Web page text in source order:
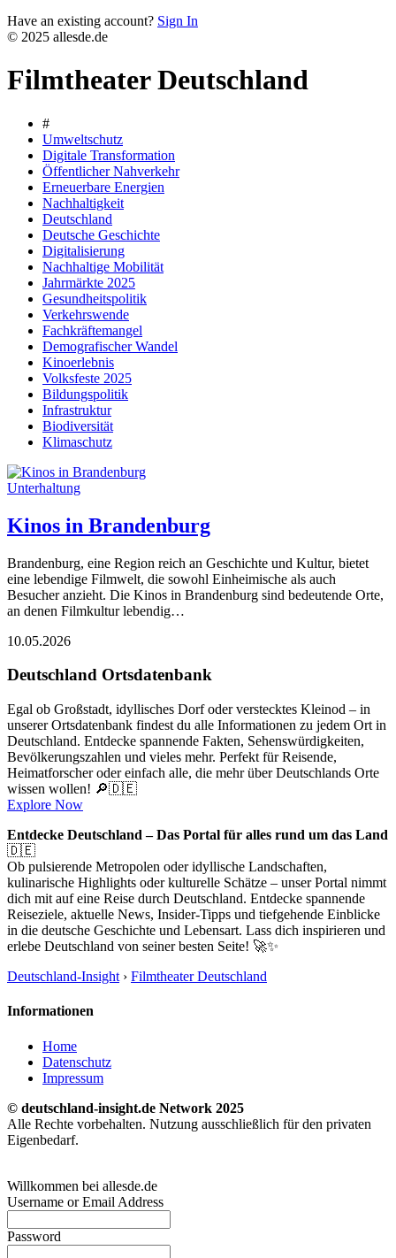
Have an existing account? Sign In
© 2025 allesde.de
Filmtheater Deutschland
#
Umweltschutz
Digitale Transformation
Öffentlicher Nahverkehr
Erneuerbare Energien
Nachhaltigkeit
Deutschland
Deutsche Geschichte
Digitalisierung
Nachhaltige Mobilität
Jahrmärkte 2025
Gesundheitspolitik
Verkehrswende
Fachkräftemangel
Demografischer Wandel
Kinoerlebnis
Volksfeste 2025
Bildungspolitik
Infrastruktur
Biodiversität
Klimaschutz
Unterhaltung
Kinos in Brandenburg
Brandenburg, eine Region reich an Geschichte und Kultur, bietet
eine lebendige Filmwelt, die sowohl Einheimische als auch
Besucher anzieht. Die Kinos in Brandenburg sind bedeutende Orte,
an denen Filmkultur lebendig…
10.05.2026
Deutschland Ortsdatenbank
Egal ob Großstadt, idyllisches Dorf oder verstecktes Kleinod – in
unserer Ortsdatenbank findest du alle Informationen zu jedem Ort in
Deutschland. Entdecke spannende Fakten, Sehenswürdigkeiten,
Bevölkerungszahlen und vieles mehr. Perfekt für Reisende,
Heimatforscher oder einfach alle, die mehr über Deutschlands Orte
wissen wollen! 🔎🇩🇪
Explore Now
Entdecke Deutschland – Das Portal für alles rund um das Land
🇩🇪
Ob pulsierende Metropolen oder idyllische Landschaften,
kulinarische Highlights oder kulturelle Schätze – unser Portal nimmt
dich mit auf eine Reise durch Deutschland. Entdecke spannende
Reiseziele, aktuelle News, Insider-Tipps und tiefgehende Einblicke
in die deutsche Geschichte und Lebensart. Lass dich inspirieren und
erlebe Deutschland von seiner besten Seite! 🚀✨
Deutschland-Insight › Filmtheater Deutschland
Informationen
Home
Datenschutz
Impressum
© deutschland-insight.de Network 2025
Alle Rechte vorbehalten. Nutzung ausschließlich für den privaten
Eigenbedarf.
Willkommen bei allesde.de
Username or Email Address
Password